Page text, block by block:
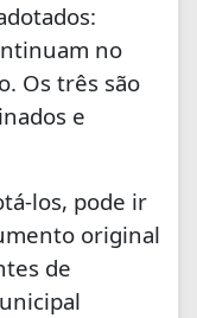
no
Os três são
e
los, pode ir
original
de